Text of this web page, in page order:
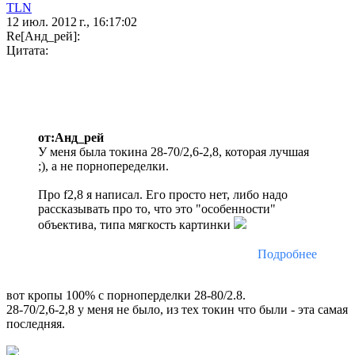
TLN
12 июл. 2012 г., 16:17:02
Re[Анд_рей]:
Цитата:
от:Анд_рей
У меня была токина 28-70/2,6-2,8, которая лучшая
;), а не порнопеределки.
Про f2,8 я написал. Его просто нет, либо надо
рассказывать про то, что это "особенности"
объектива, типа мягкость картинки
Подробнее
вот кропы 100% с порноперделки 28-80/2.8.
28-70/2,6-2,8 у меня не было, из тех токин что были - эта самая
последняя.